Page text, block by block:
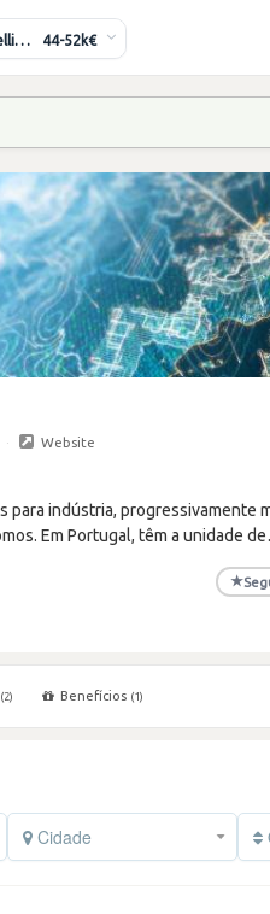
Artificial Intelligence Engineer 44-52k€
· Website
indústria, progressivamente
Em Portugal, têm a unidade de
★
(2) Benefícios (1)
Cidade